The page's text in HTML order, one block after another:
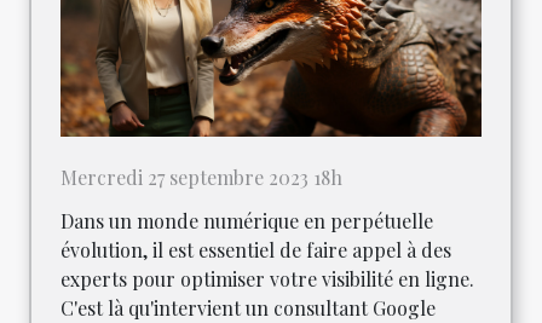
Mercredi 27 septembre 2023 18h
Dans un monde numérique en perpétuelle
évolution, il est essentiel de faire appel à des
experts pour optimiser votre visibilité en ligne.
C'est là qu'intervient un consultant Google